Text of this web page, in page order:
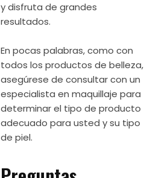
y disfruta de grandes
resultados.
En pocas palabras, como con
todos los productos de belleza,
asegúrese de consultar con un
especialista en maquillaje para
determinar el tipo de producto
adecuado para usted y su tipo
de piel.